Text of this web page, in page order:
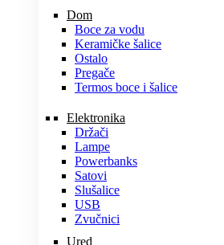
Dom
Boce za vodu
Keramičke šalice
Ostalo
Pregače
Termos boce i šalice
Elektronika
Držači
Lampe
Powerbanks
Satovi
Slušalice
USB
Zvučnici
Ured